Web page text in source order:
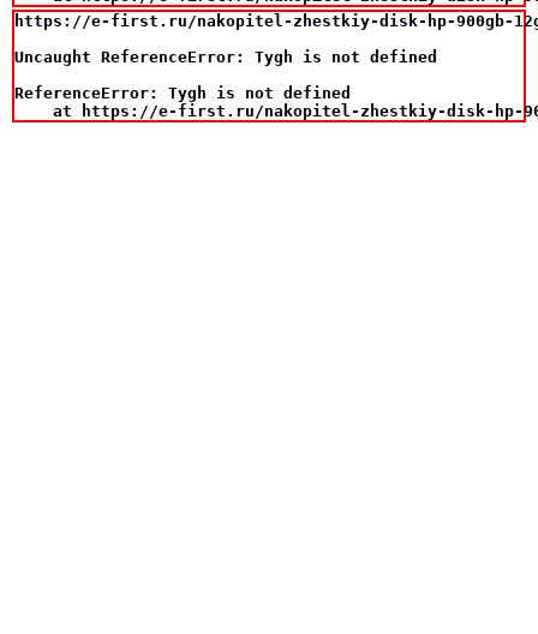
https://e-first.ru/nakopitel-zhestkiy-disk-hp-900gb-
Uncaught ReferenceError: Tygh is not defined
ReferenceError: Tygh is not defined
at https://e-first.ru/nakopitel-zhestkiy-disk-